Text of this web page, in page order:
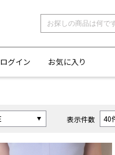
ログイン お気に入り
表示件数